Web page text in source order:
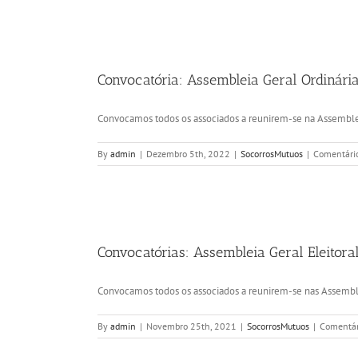
Convocatória: Assembleia Geral Ordinária
Convocamos todos os associados a reunirem-se na
By admin | Dezembro 5th, 2022 | SocorrosMutuos |
Convocatórias: Assembleia Geral
Convocamos todos os associados a reunirem-se nas
By admin | Novembro 25th, 2021 | SocorrosMutuos |